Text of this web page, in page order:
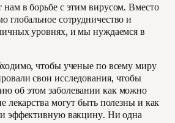
в борьбе с этим вирусом. Вместо
глобальное сотрудничество и
уровнях, и мы нуждаемся в
чтобы ученые по всему миру
свои исследования, чтобы
об этом заболевании как можно
лекарства могут быть полезны и как
и эффективную вакцину. Ни одна